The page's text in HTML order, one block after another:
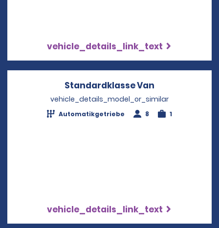
vehicle_details_link_text
Standardklasse Van
vehicle_details_model_or_similar
Automatikgetriebe 8 1
vehicle_details_link_text